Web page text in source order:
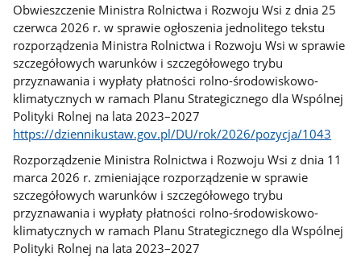
Obwieszczenie Ministra Rolnictwa i Rozwoju Wsi z dnia 25
czerwca 2026 r. w sprawie ogłoszenia jednolitego tekstu
rozporządzenia Ministra Rolnictwa i Rozwoju Wsi w sprawie
szczegółowych warunków i szczegółowego trybu
przyznawania i wypłaty płatności rolno-środowiskowo-
klimatycznych w ramach Planu Strategicznego dla Wspólnej
Polityki Rolnej na lata 2023–2027
https://dziennikustaw.gov.pl/DU/rok/2026/pozycja/1043
Rozporządzenie Ministra Rolnictwa i Rozwoju Wsi z dnia 11
marca 2026 r. zmieniające rozporządzenie w sprawie
szczegółowych warunków i szczegółowego trybu
przyznawania i wypłaty płatności rolno-środowiskowo-
klimatycznych w ramach Planu Strategicznego dla Wspólnej
Polityki Rolnej na lata 2023–2027